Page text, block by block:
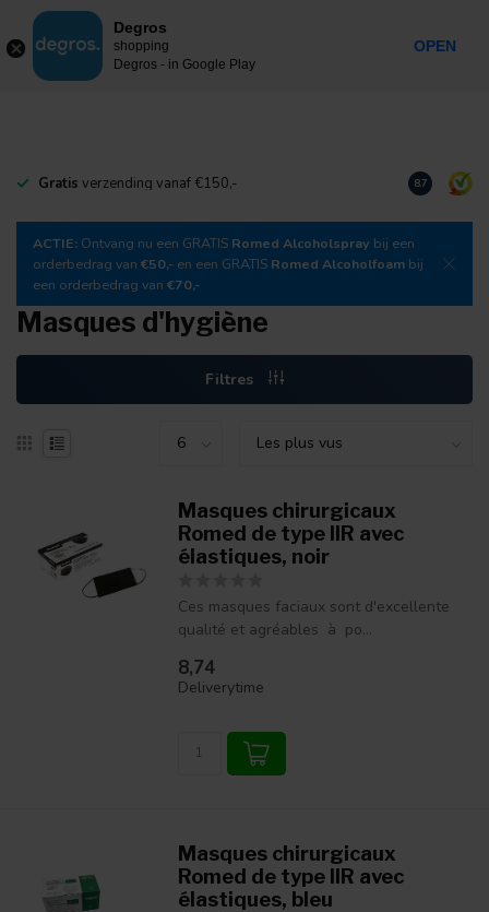
MENU
Gratis verzending vanaf €150,- Téléchargez
8.7
ACTIE: Ontvang nu een GRATIS Romed Alcoholspray bij een
orderbedrag van €50,- en een GRATIS Romed Alcoholfoam bij
een orderbedrag van €70,-
Masques d'hygiène
Filtres
Masques chirurgicaux
Romed de type IIR avec
élastiques, noir
Ces masques faciaux sont d'excellente
qualité et agréables à po...
8,74
Deliverytime
Masques chirurgicaux
Romed de type IIR avec
élastiques, bleu
Degros
shopping
Degros - in Google Play
OPEN